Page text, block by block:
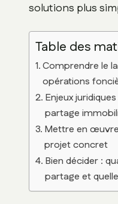
solutions plus
Table des
Comprendre le
opérations
Enjeux
partage
Mettre en
projet concret
Bien décider :
partage et